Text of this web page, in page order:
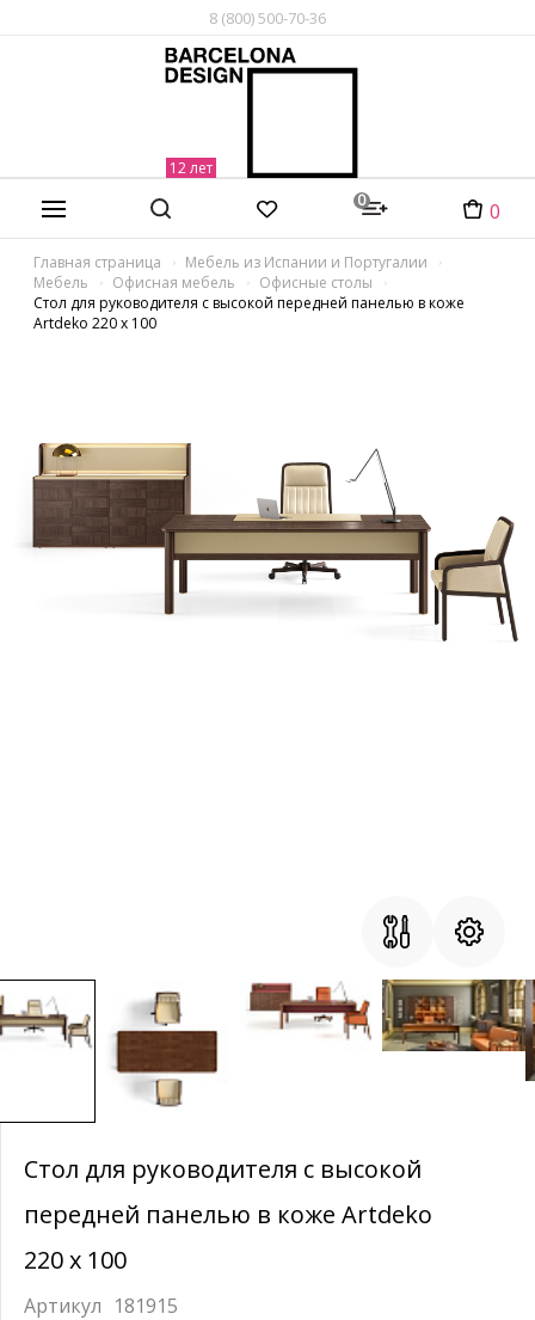
8 (800) 500-70-36
0 0
Главная страница
Мебель из Испании и Португалии
Мебель
Офисная мебель
Офисные столы
Стол для руководителя с высокой передней панелью в коже
Artdeko 220 x 100
Стол для руководителя с высокой
передней панелью в коже Artdeko
220 x 100
181915